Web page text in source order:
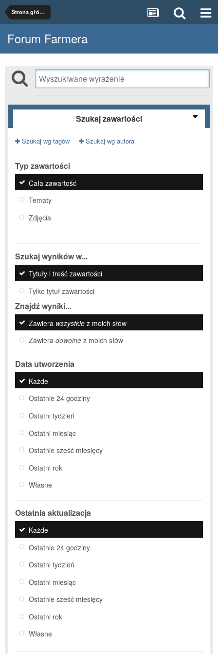
Strona główna
Forum Farmera
Szukaj zawartości
Szukaj wg tagów Szukaj wg autora
Typ zawartości
Cała zawartość
Tematy
Zdjęcia
Szukaj wyników w...
Tytuły i treść zawartości
Tylko tytuł zawartości
Znajdź wyniki...
Zawiera wszystkie z moich słów
Zawiera dowolne z moich słów
Data utworzenia
Każde
Ostatnie 24 godziny
Ostatni tydzień
Ostatni miesiąc
Ostatnie sześć miesięcy
Ostatni rok
Własne
Ostatnia aktualizacja
Każde
Ostatnie 24 godziny
Ostatni tydzień
Ostatni miesiąc
Ostatnie sześć miesięcy
Ostatni rok
Własne